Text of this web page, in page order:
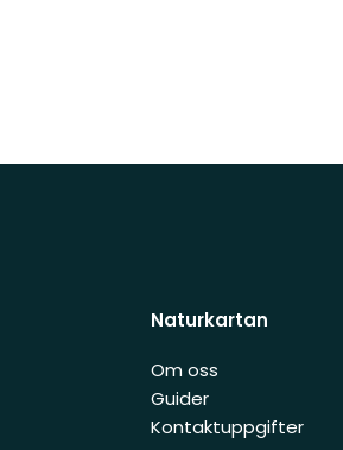
Naturkartan
Om oss
Guider
Kontaktuppgifter